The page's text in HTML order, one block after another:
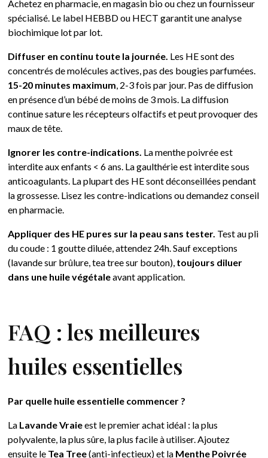
Achetez en pharmacie, en magasin bio ou chez un fournisseur
spécialisé. Le label HEBBD ou HECT garantit une analyse
biochimique lot par lot.
Diffuser en continu toute la journée. Les HE sont des
concentrés de molécules actives, pas des bougies parfumées.
15-20 minutes maximum, 2-3 fois par jour. Pas de diffusion
en présence d’un bébé de moins de 3 mois. La diffusion
continue sature les récepteurs olfactifs et peut provoquer des
maux de tête.
Ignorer les contre-indications. La menthe poivrée est
interdite aux enfants < 6 ans. La gaulthérie est interdite sous
anticoagulants. La plupart des HE sont déconseillées pendant
la grossesse. Lisez les contre-indications ou demandez conseil
en pharmacie.
Appliquer des HE pures sur la peau sans tester. Test au pli
du coude : 1 goutte diluée, attendez 24h. Sauf exceptions
(lavande sur brûlure, tea tree sur bouton), toujours diluer
dans une huile végétaleavant application.
FAQ : les meilleures
huiles essentielles
Par quelle huile essentielle commencer ?
La Lavande Vraieest le premier achat idéal : la plus
polyvalente, la plus sûre, la plus facile à utiliser. Ajoutez
ensuite le Tea Tree(anti-infectieux) et la Menthe Poivrée